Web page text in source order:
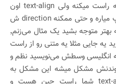
بخش رو راست به چپ یا چپ به راست میکنه ولی text-align اون
قسمت رو فقط سمت راست یا چپ میاره و حتی ممکنه direction ش
تفاوت داشته باشه اما برای این که بهتر متوجه بشید یک مثال می‌زنم٬
یه جایی مثلا یه متنی رو از راست
انگلیسی وسطش می‌نویسید نظم و
مشکل میشه این مشکل به